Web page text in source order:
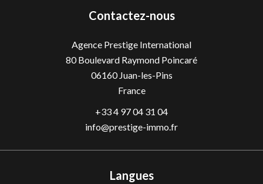
Contactez-nous
Agence Prestige International
80 Boulevard Raymond Poincaré
06160Juan-les-Pins
France
+33 4 97 04 31 04
info@prestige-immo.fr
Langues